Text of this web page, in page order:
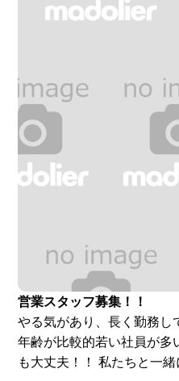
営業スタッフ募集！！
やる気があり、長く勤務し
年齢が比較的若い社員が多
も大丈夫！！ 私たちと一